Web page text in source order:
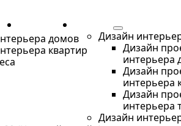
ПОРТФОЛИО
Дизайн
Дизайн
интерьера
Дизайн
интерьера
Дизайн
интерьера
Дизайн
домов
квартир